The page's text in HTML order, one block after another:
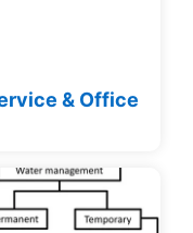
& Office